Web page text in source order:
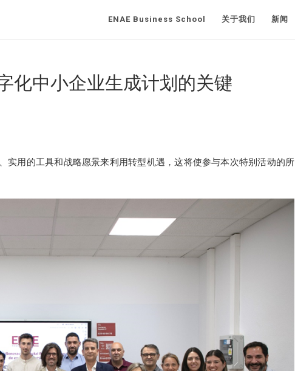
ENAE Business School 关于我们 新闻
化中小企业生成计划的关键
实用的工具和战略愿景来利用转型机遇，这将使参与本次特别活动的所